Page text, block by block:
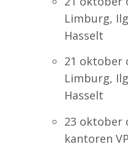
Limburg,
Hasselt
21 oktober
Limburg,
Hasselt
23 oktober
kantoren